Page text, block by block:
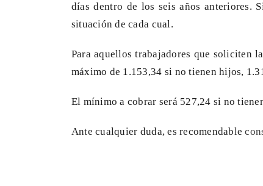
días dentro de los seis años anteriores.
situación de cada cual.
Para aquellos trabajadores que soliciten la
máximo de 1.153,34 si no tienen hijos,
El mínimo a cobrar será 527,24 si no
Ante cualquier duda, es recomendable